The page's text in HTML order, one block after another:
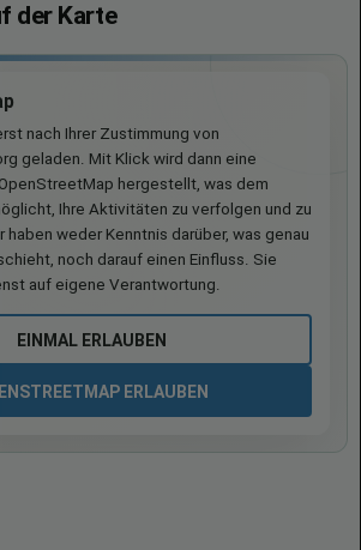
der Karte
nach Ihrer Zustimmung von
geladen. Mit Klick wird dann eine
hergestellt, was dem
Ihre Aktivitäten zu verfolgen und zu
haben weder Kenntnis darüber, was genau
noch darauf einen Einfluss. Sie
auf eigene Verantwortung.
EINMAL ERLAUBEN
ERLAUBEN